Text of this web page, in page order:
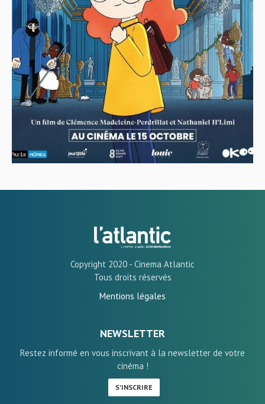
Copyright 2020 - Cinema Atlantic
Tous droits réservés
Mentions légales
NEWSLETTER
Restez informé en vous inscrivant à la newsletter de votre
cinéma !
S'INSCRIRE